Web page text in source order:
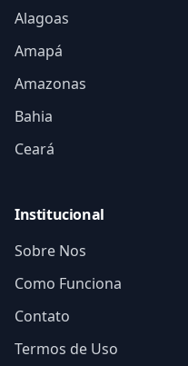
Alagoas
Amapá
Amazonas
Bahia
Ceará
Institucional
Sobre Nos
Como Funciona
Contato
Termos de Uso